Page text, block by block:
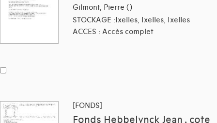
Gilmont, Pierre ()
STOCKAGE :Ixelles, Ixelles, Ixelles
ACCES : Accès complet
[FONDS]
Fonds Hebbelynck Jean , cote